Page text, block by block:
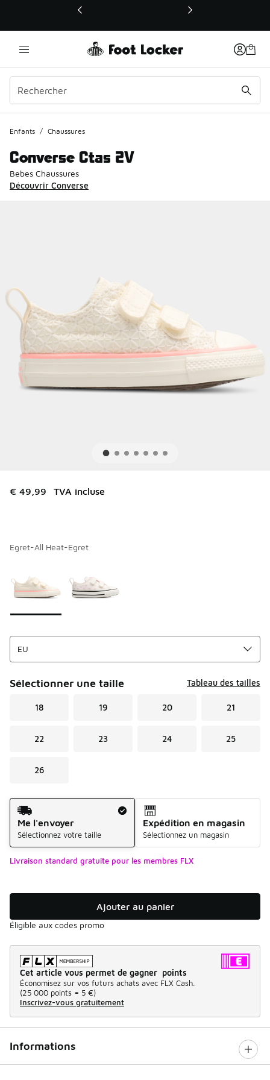
Ce lien ouvrira une nouvelle fenêtre
Enfants / Chaussures
Converse Ctas 2V
Bebes Chaussures
Découvrir Converse
€ 49,99 TVA incluse
Egret-All Heat-Egret
Sélectionner une taille Tableau des tailles
18 19 20 21
22 23 24 25
26
Mode d'expédition
Me l'envoyer
Sélectionnez votre taille
Expédition en magasin
Sélectionnez un magasin
Livraison standard gratuite pour les membres FLX
Ajouter au panier
Éligible aux codes promo
Cet article vous permet de gagner points
Économisez sur vos futurs achats avec FLX Cash.
(25 000 points = 5 €)
Inscrivez-vous gratuitement
Informations